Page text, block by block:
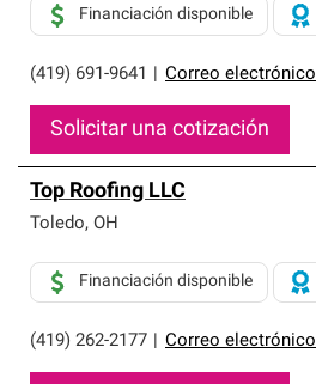
(419) 691-9641 Correo electrónico
Financiación disponible
Solicitar una cotización
Top Roofing LLC
Toledo, OH
(419) 262-2177 Correo electrónico
Financiación disponible